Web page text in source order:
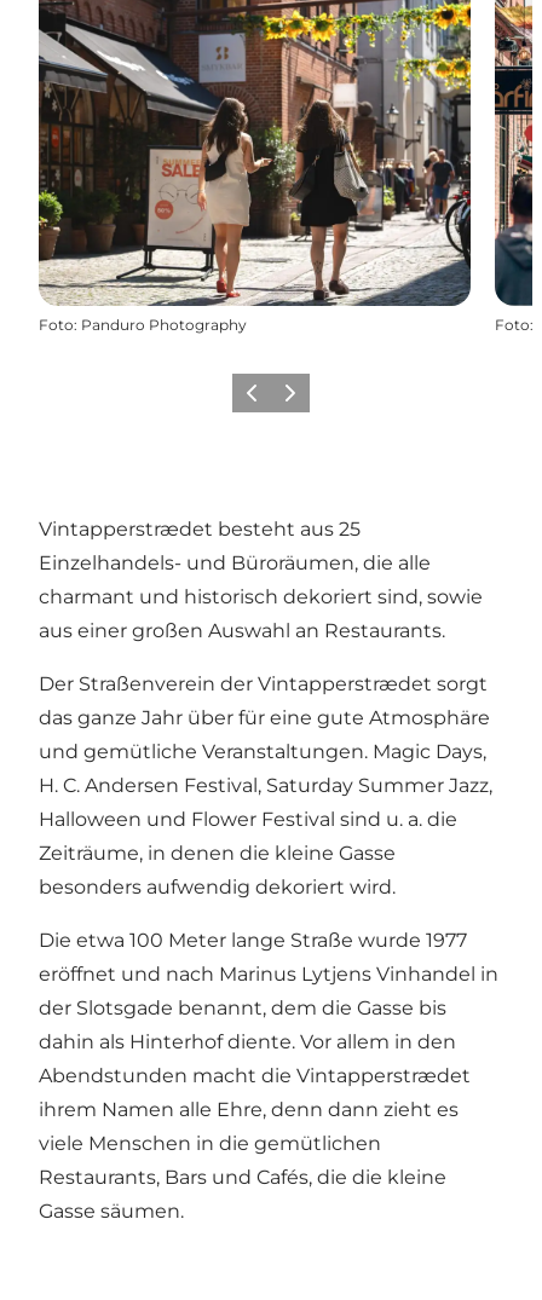
Foto: Panduro Photography Foto:
ZurückWeiter
Vintapperstrædet besteht aus 25
Einzelhandels- und Büroräumen, die alle
charmant und historisch dekoriert sind, sowie
aus einer großen Auswahl an Restaurants.
Der Straßenverein der Vintapperstrædet sorgt
das ganze Jahr über für eine gute Atmosphäre
und gemütliche Veranstaltungen. Magic Days,
H. C. Andersen Festival, Saturday Summer Jazz,
Halloween und Flower Festival sind u. a. die
Zeiträume, in denen die kleine Gasse
besonders aufwendig dekoriert wird.
Die etwa 100 Meter lange Straße wurde 1977
eröffnet und nach Marinus Lytjens Vinhandel in
der Slotsgade benannt, dem die Gasse bis
dahin als Hinterhof diente. Vor allem in den
Abendstunden macht die Vintapperstrædet
ihrem Namen alle Ehre, denn dann zieht es
viele Menschen in die gemütlichen
Restaurants, Bars und Cafés, die die kleine
Gasse säumen.